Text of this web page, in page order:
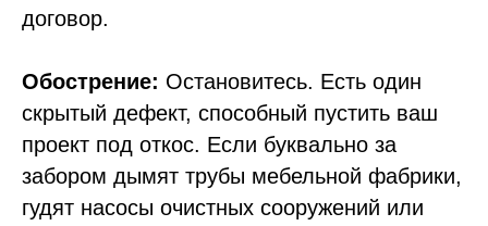
договор.
Обострение: Остановитесь. Есть один
скрытый дефект, способный пустить ваш
проект под откос. Если буквально за
забором дымят трубы мебельной фабрики,
гудят насосы очистных сооружений или